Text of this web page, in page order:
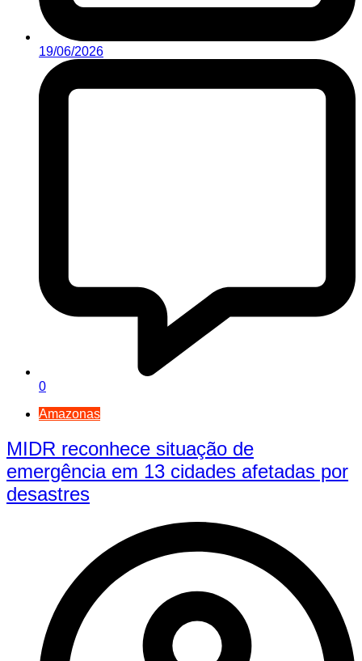
19/06/2026
0
Amazonas
MIDR reconhece situação de
emergência em 13 cidades afetadas por
desastres